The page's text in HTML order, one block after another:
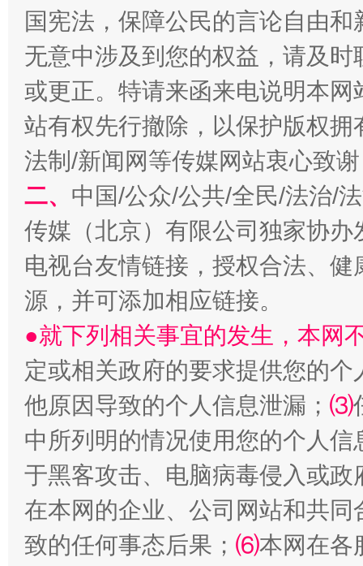
国宪法，保障公民的言论自由
无意中涉及到您的权益，请及
或更正。特请来函来电说明本
站有权先行撤除，以保护版权
法制/新闻网等传媒网站衷心致
二、 中国/公众/公共/全民/法治/
传媒（北京）有限公司独家协
电视台友情链接，授权合法、
源，并可添加相应链接。
●就下列相关事宜的发生，本网
定或相关政府的要求提供您的个
他原因导致的个人信息泄漏； ⑶
中所列明的情况使用您的个人
于黑客攻击、电脑病毒侵入或
在本网的企业、公司网站和共
致的任何事态后果； ⑹本网在各